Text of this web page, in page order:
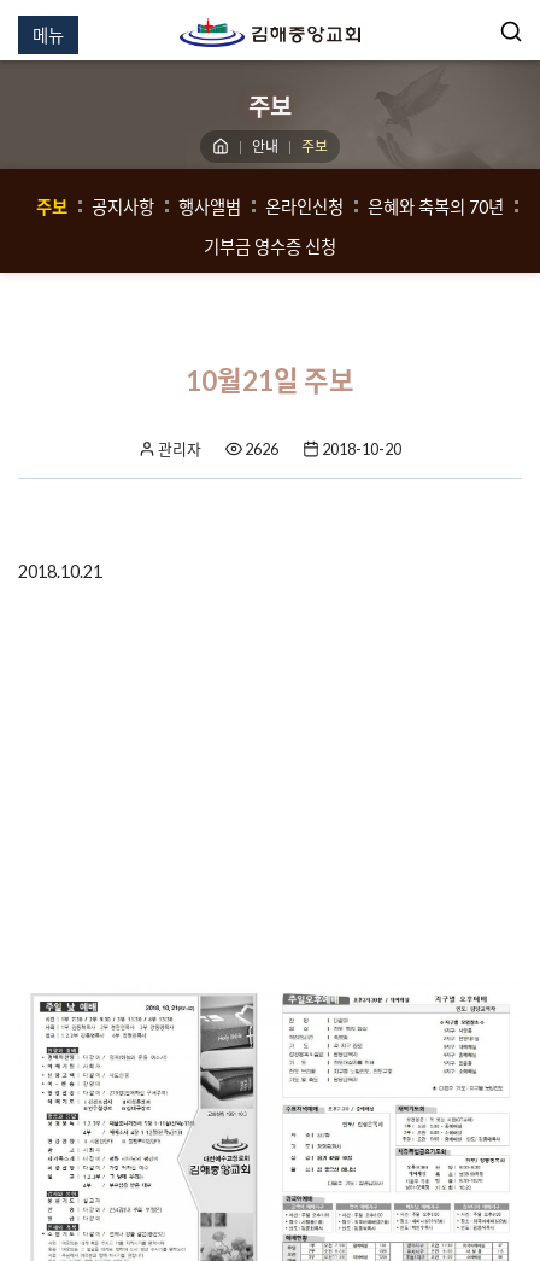
메뉴
주보
안내 주보
주보 공지사항 행사앨범 온라인신청
은혜와 축복의 70년
기부금 영수증 신청
10월21일 주보
관리자 2626 2018-10-20
2018.10.21